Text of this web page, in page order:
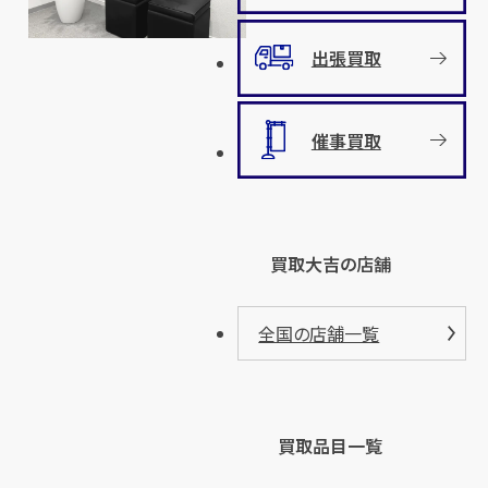
出張買取
催事買取
買取大吉の店舗
全国の店舗一覧
買取品目一覧